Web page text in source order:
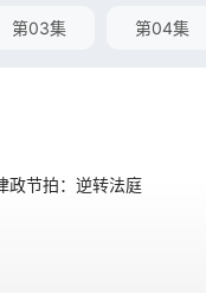
第03集 第04集